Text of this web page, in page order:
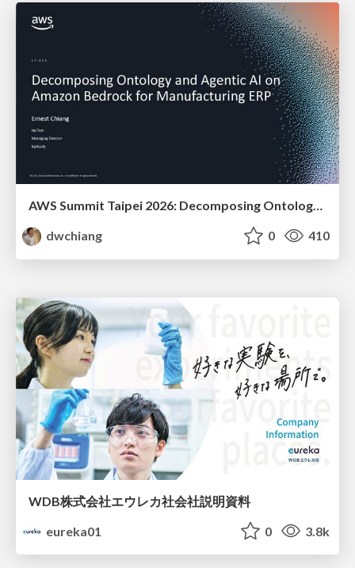
AWS Summit Taipei 2026: Decomposing Ontology and Agentic AI - Using Amazon Bedrock to Bring Living Water to Manufacturing ERP
dwchiang
0 410
WDB株式会社エウレカ社会社説明資料
eureka01
0 3.8k